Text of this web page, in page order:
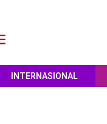
INTERNASIONAL